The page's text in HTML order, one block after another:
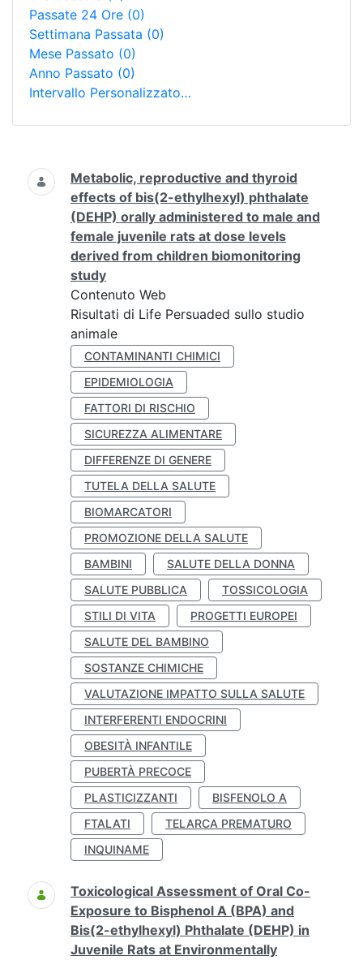
Passate 24 Ore (0)
Settimana Passata (0)
Mese Passato (0)
Anno Passato (0)
Intervallo Personalizzato…
Ricerca
Metabolic, reproductive and thyroid
effects of bis(2-ethylhexyl) phthalate
(DEHP) orally administered to male and
female juvenile rats at dose levels
derived from children biomonitoring
study
Contenuto Web
Risultati di Life Persuaded sullo studio
animale
CONTAMINANTI CHIMICI
EPIDEMIOLOGIA
FATTORI DI RISCHIO
SICUREZZA ALIMENTARE
DIFFERENZE DI GENERE
TUTELA DELLA SALUTE
BIOMARCATORI
PROMOZIONE DELLA SALUTE
BAMBINI
SALUTE DELLA DONNA
SALUTE PUBBLICA
TOSSICOLOGIA
STILI DI VITA
PROGETTI EUROPEI
SALUTE DEL BAMBINO
SOSTANZE CHIMICHE
VALUTAZIONE IMPATTO SULLA SALUTE
INTERFERENTI ENDOCRINI
OBESITÀ INFANTILE
PUBERTÀ PRECOCE
PLASTICIZZANTI
BISFENOLO A
FTALATI
TELARCA PREMATURO
INQUINAME
Toxicological Assessment of Oral Co-
Exposure to Bisphenol A (BPA) and
Bis(2-ethylhexyl) Phthalate (DEHP) in
Juvenile Rats at Environmentally